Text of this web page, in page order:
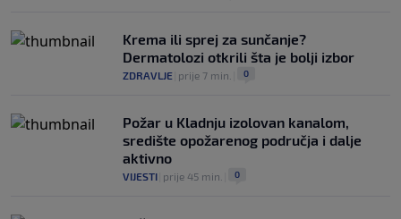
Krema ili sprej za sunčanje?
Dermatolozi otkrili šta je bolji izbor
ZDRAVLJE prije 7 min. 0
Požar u Kladnju izolovan kanalom,
središte opožarenog područja i dalje
aktivno
VIJESTI prije 45 min. 0